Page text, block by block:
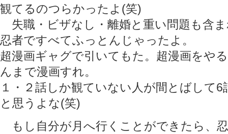
観てるのつらかったよ(笑)
失職・ビザなし・離婚と重い問題も含
忍者ですべてふっとんじゃったよ。
超漫画ギャグで引いてもた。超漫画をや
んまで漫画すれ。
１・２話しか観ていない人が間とばして
と思うよな(笑)
もし自分が月へ行くことができたら、